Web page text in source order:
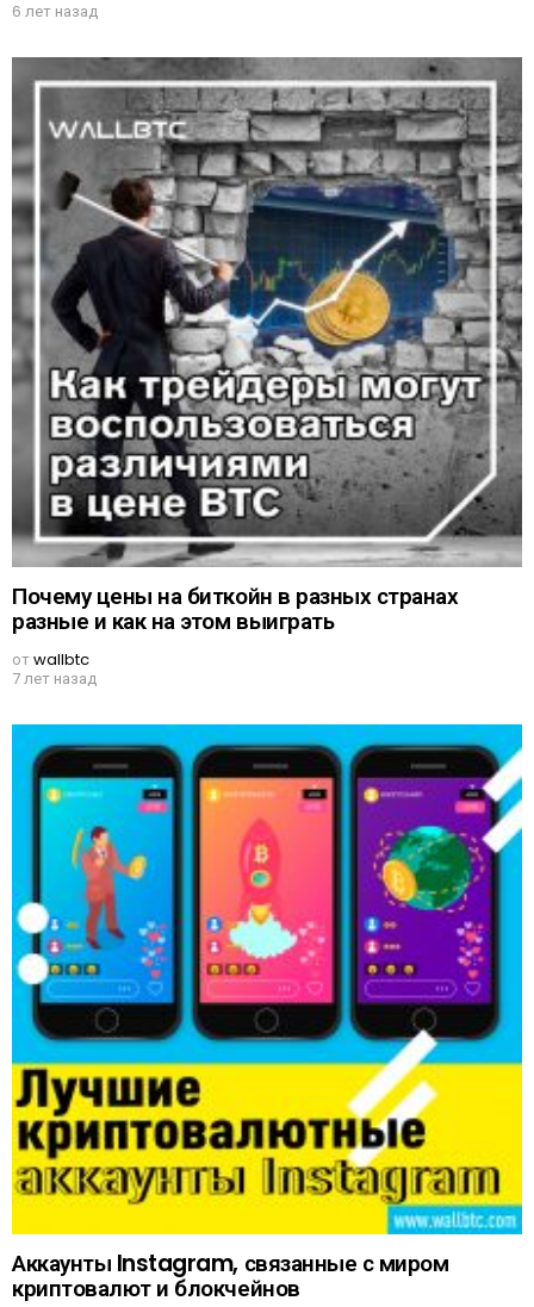
6 лет назад
Почему цены на биткойн в разных странах
разные и как на этом выиграть
отwallbtc
7 лет назад
Аккаунты Instagram, связанные с миром
криптовалют и блокчейнов